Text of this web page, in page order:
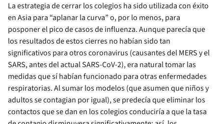
La estrategia de cerrar los colegios ha sido utilizada con éxito
en Asia para “aplanar la curva” o, por lo menos, para
posponer el pico de casos de influenza. Aunque parecía que
los resultados de estos cierres no habían sido tan
significativos para otros coronavirus (causantes del MERS y el
SARS, antes del actual SARS-CoV-2), era natural tomar las
medidas que sí habían funcionado para otras enfermedades
respiratorias. Al sumar los modelos (que asumen que niños y
adultos se contagian por igual), se predecía que eliminar los
contactos que se dan en los colegios conduciría a que la tasa